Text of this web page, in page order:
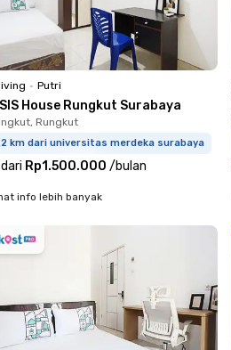
• Putri
House Rungkut Surabaya
Rungkut
km dari universitas merdeka surabaya
Rp1.500.000 /bulan
info lebih banyak